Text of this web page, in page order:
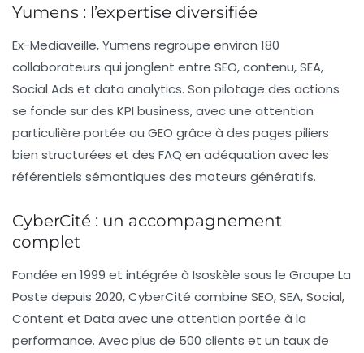
Yumens : l’expertise diversifiée
Ex-Mediaveille,Yumens regroupe environ 180
collaborateurs qui jonglent entre SEO, contenu, SEA,
Social Ads et data analytics. Son pilotage des actions
se fonde sur des KPI business, avec une attention
particulière portée au GEO grâce à des pages piliers
bien structurées et des FAQ en adéquation avec les
référentiels sémantiques des moteurs génératifs.
CyberCité : un accompagnement
complet
Fondée en 1999 et intégrée à Isoskèle sous le Groupe La
Poste depuis 2020,CyberCité combine SEO, SEA, Social,
Content et Data avec une attention portée à la
performance. Avec plus de 500 clients et un taux de